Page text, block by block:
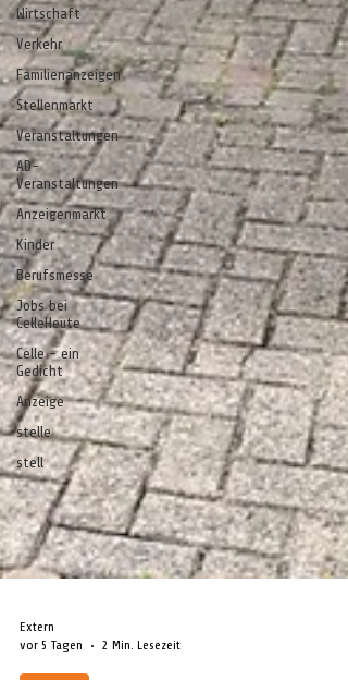
Wirtschaft
Verkehr
Familienanzeigen
Stellenmarkt
Veranstaltungen
AD-
Veranstaltungen
Anzeigenmarkt
Kinder
Berufsmesse
Jobs bei
CelleHeute
Celle - ein
Gedicht
Anzeige
stelle
stell